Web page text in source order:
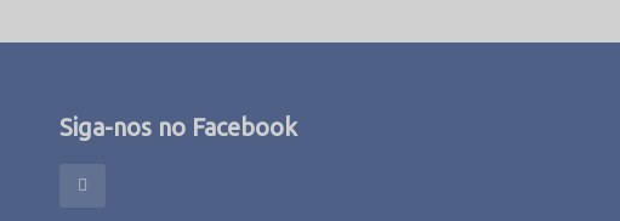
Siga-nos no Facebook